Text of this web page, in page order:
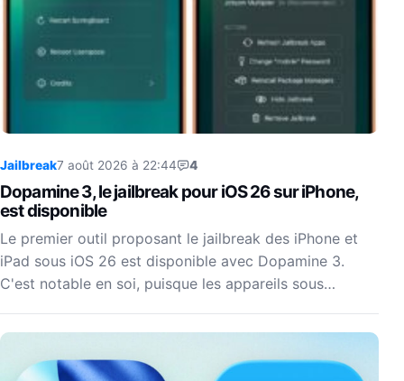
Jailbreak7 août 2026 à 22:44 4
Dopamine 3, le jailbreak pour iOS 26 sur iPhone,
est disponible
Le premier outil proposant le jailbreak des iPhone et
iPad sous iOS 26 est disponible avec Dopamine 3.
C'est notable en soi, puisque les appareils sous…